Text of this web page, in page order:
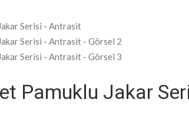
Pamuklu Jakar